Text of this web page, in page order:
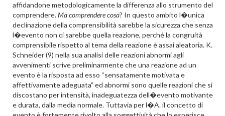
affidandone metodologicamente la differenza allo strumento del
comprendere.Ma comprendere cosa? In questo ambito l�unica
declinazione della comprensibilità sarebbe la sicurezza che senza
l�evento non ci sarebbe quella reazione, perché la congruità
comprensibile rispetto al tema della reazione è assai aleatoria. K.
Schneider (9) nella sua analisi delle reazioni abnormi agli
avvenimenti scrive preliminarmente che una reazione ad un
evento è la risposta ad esso “sensatamente motivata e
affettivamente adeguata” ed abnormi sono quelle reazioni che si
discostano per intensità, inadeguatezza dell�evento motivante
e durata, dalla media normale. Tuttavia per l�A. il concetto di